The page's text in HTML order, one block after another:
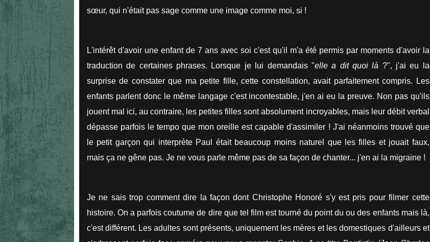
sœur, qui n'était pas sage comme une image comme moi, si !
L'intérêt d'avoir une enfant de 7 ans avec soi c'est qu'il m'a été permis par moments d'avoir la
traduction de certaines phrases. Lorsque je lui demandais "elle a dit quoi là ?", j'ai eu la
surprise de constater que ma petite fille, cette constellation, avait parfaitement compris. Les
enfants parlent donc le même langage c'est incontestable, j'en ai eu la preuve. Non pas qu'ils
jouent mal ici, au contraire, les petites filles sont absolument incroyables, mais leur débit verbal
dépasse parfois le tempo que mon oreille est capable d'assimiler ! J'ai néanmoins trouvé que
le petit garçon qui interprète Paul était beaucoup moins naturel que les filles et jouait faux,
mais ça ne gêne pas. Je ne vous parle même pas de sa façon de chanter... j'en ai la migraine !
Je ne sais trop comment dire la façon dont Christophe Honoré s'y est pris pour filmer cette
histoire. On a parfois coutume de dire que tel film est tourné du point du ou des enfants mais là,
c'est différent. Les adultes sont présents, uniquement les mères et les domestiques d'ailleurs et